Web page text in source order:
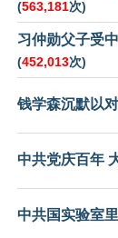
(563,181次)
习仲勋父子受
(452,013次)
钱学森沉默以
中共党庆百年
中共国实验室